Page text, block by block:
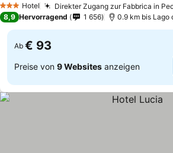
3 SterneHotel Direkter Zugang zur Fabbrica in
8,9 Hervorragend 1 656 0.9 km bis Lago
Ab € 93
Preise von 9 Websites anzeigen